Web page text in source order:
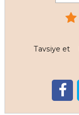
Tavsiye et